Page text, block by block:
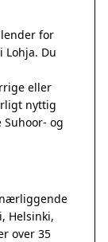
for
Lohja. Du
eller
nyttig
og
Helsinki,
over 35